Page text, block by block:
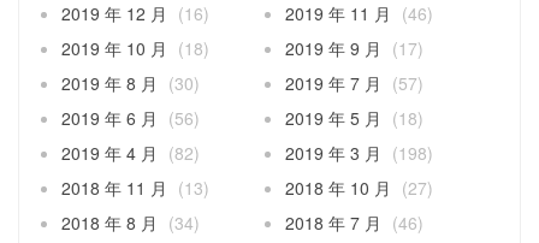
2019 年 12 月
(16) 2019 年 11 月
(46)
2019 年 10 月
(18) 2019 年 9 月
(17)
2019 年 8 月
(30) 2019 年 7 月
(57)
2019 年 6 月
(56) 2019 年 5 月
(18)
2019 年 4 月
(82) 2019 年 3 月
(198)
2018 年 11 月
(13) 2018 年 10 月
(27)
2018 年 8 月
(34) 2018 年 7 月
(46)